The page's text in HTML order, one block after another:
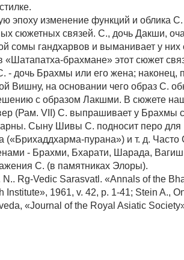
эпоху изменение функций и облика С.
сюжетных связей. С., дочь Дакши,
сомы гандхарвов и выманивает у них
«Шатапатха-брахмане» этот сюжет
- дочь Брахмы или его жена; наконец,
Вишну, на основании чего образ С.
с образом Лакшми. В сюжете
(Рам. VII) С. выпрашивает у Брахмы
Сыну Шивы С. подносит перо для
(«Брихаддхарма-пурана») и т. д. Часто
- Брахми, Бхарати, Шарада,
С. (в памятниках Элоры).
N.. Rg-Vedic Sarasvatl. «Annals of the
Institute», 1961, v. 42, p. 1-41; Stein A.,
«Journal of the Royal Asiatic